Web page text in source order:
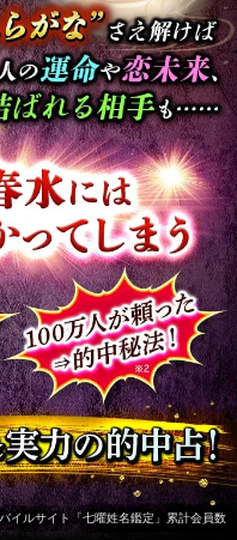
ルサイト「七曜姓名鑑定」累計会員数